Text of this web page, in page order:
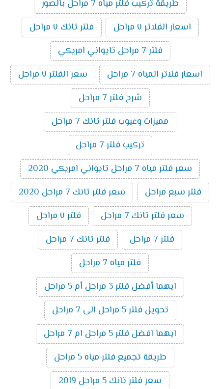
طريقة تركيب فلتر مياه 7 مراحل بالصور
اسعار الفلاتر ٧ مراحل
فلتر تانك ٧ مراحل
فلتر 7 مراحل تايواني امريكي
اسعار فلاتر المياه 7 مراحل
سعر الفلتر ٧ مراحل
شرح فلتر 7 مراحل
مميزات وعيوب فلتر تانك 7 مراحل
تركيب فلتر 7 مراحل
سعر فلتر مياه 7 مراحل تايواني امريكي 2020
فلتر سبع مراحل
سعر فلتر تانك 7 مراحل 2020
سعر فلتر تانك 7 مراحل
فلتر ٧ مراحل
فلتر 7 مراحل
فلتر تانك 7 مراحل
فلتر مياه 7 مراحل
ايهما أفضل فلتر 3 مراحل أم 5 مراحل
تحويل فلتر 5 مراحل الى 7 مراحل
ايهما افضل فلتر 5 مراحل ام 7 مراحل
طريقة تجميع فلتر مياه 5 مراحل
سعر فلتر تانك 5 مراحل 2019